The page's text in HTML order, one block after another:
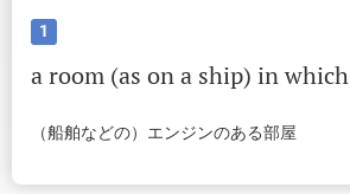
1
aroom (as ona ship) inwhich
（船舶などの）エンジンのある部屋